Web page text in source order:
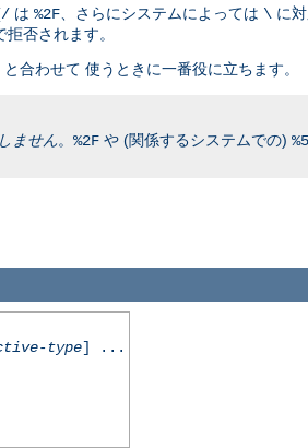
/ は %2F 、さらにシステムによっては \ に
否されます。
と合わせて 使うときに一番役に立ちます。
しません。 %2F や (関係するシステムでの)
type] ...